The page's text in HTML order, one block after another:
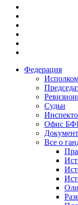
Федерация
Судьи
Офис
Все о